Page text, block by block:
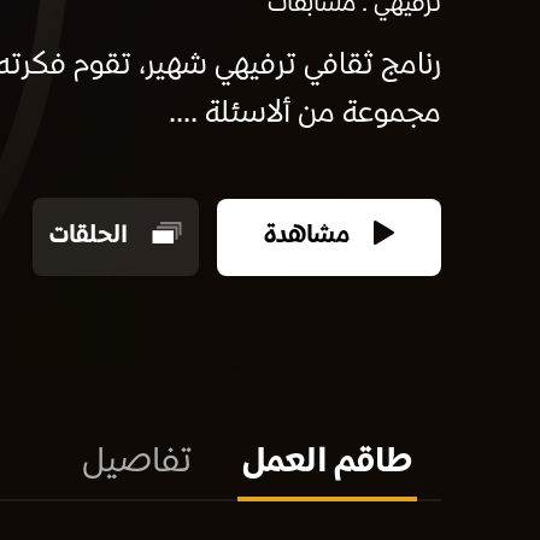
رنامج ثقافي ترفيهي شهير، تقوم
مجموعة من ألاسئلة ....
مشاهدة الحلقات
طاقم العمل تفاصيل